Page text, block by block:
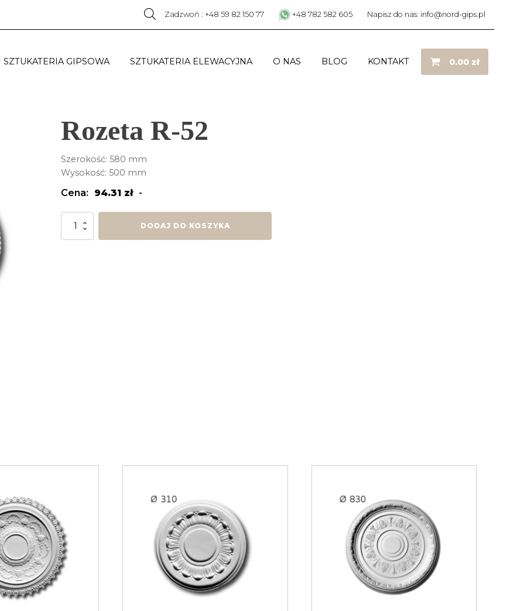
Zadzwoń : +48 59 82 150 77 +48 782 582 605 Napisz do nas: info@nord-gips.pl
SZTUKATERIA GIPSOWA SZTUKATERIA ELEWACYJNA O NAS BLOG KONTAKT 0.00 zł
Rozeta R-52
Szerokość: 580 mm
Wysokość: 500 mm
Cena: 94.31 zł -
ilość
DODAJ DO KOSZYKA